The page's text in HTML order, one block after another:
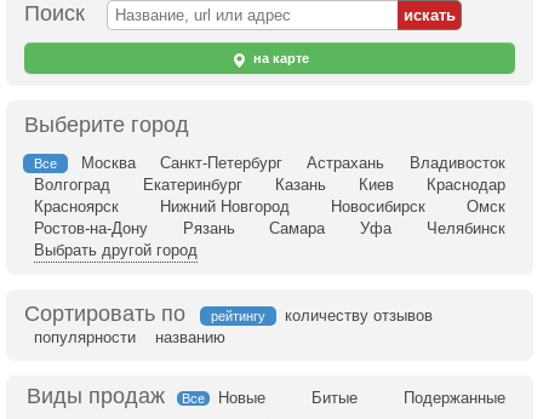
Поиск
на карте
Выберите город
Все Москва Санкт-Петербург Астрахань
Владивосток
Волгоград
Екатеринбург Казань Киев
Краснодар
Красноярск
Нижний Новгород Новосибирск
Омск
Ростов-на-Дону
Рязань Самара Уфа
Челябинск
Выбрать другой город
Сортировать по рейтингу
количеству отзывов
популярности
названию
Все Новые Битые
Подержанные